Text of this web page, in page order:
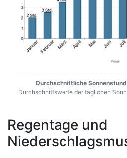
Durchschnittliche
Durchschnittswerte der täglichen
Regentage und